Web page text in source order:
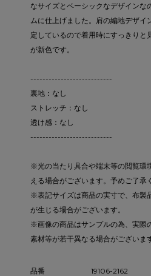
なサイズとベーシックなデザイン
ムに仕上げました。肩の編地デザイ
定しているので着用時にすっきり
が新色です。
---------------------------
裏地：なし
ストレッチ：なし
透け感：なし
---------------------------
※光の当たり具合や端末等の閲覧環
える場合がございます。予めご了承
※表記サイズは商品の実寸で、布製
が生じる場合がございます。
※画像の商品はサンプルの為、実際
素材等が若干異なる場合がございま
品番
19106-2162